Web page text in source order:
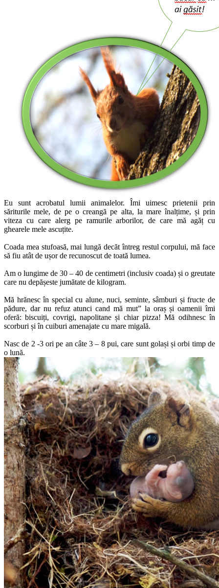
Eu sunt acrobatul lumii animalelor. Îmi uimesc prietenii prin
săriturile mele, de pe o creangă pe alta, la mare înalțime, și prin
viteza cu care alerg pe ramurile arborilor, de care mă agăț cu
ghearele mele ascuțite.
Coada mea stufoasă, mai lungă decăt întreg restul corpului, mă face
să fiu atât de ușor de recunoscut de toată lumea.
Am o lungime de 30 – 40 de centimetri (inclusiv coada) și o greutate
care nu depășeste jumătate de kilogram.
Mă hrănesc în special cu alune, nuci, seminte, sâmburi și fructe de
pădure, dar nu refuz atunci cand mă mut” la oraș și oamenii îmi
oferă: biscuiți, covrigi, napolitane și chiar pizza! Mă odihnesc în
scorburi și în cuiburi amenajate cu mare migală.
Nasc de 2 -3 ori pe an câte 3 – 8 pui, care sunt golași și orbi timp de
o lună.